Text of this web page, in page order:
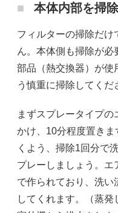
本体内部を掃
フィルターの掃除だけ
ん。本体側も掃除が
部品（熱交換器）が使
う慎重に掃除してくだ
まずスプレータイプの
かけ、10分程度置き
くよう、掃除1回分で
プレーしましょう。エ
で作られており、洗い
してくれます。（蒸